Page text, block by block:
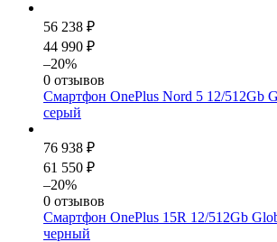
56 238 ₽
44 990 ₽
–20%
0 отзывов
Смартфон OnePlus Nord 5 12/512Gb
серый
76 938 ₽
61 550 ₽
–20%
0 отзывов
Смартфон OnePlus 15R 12/512Gb
черный